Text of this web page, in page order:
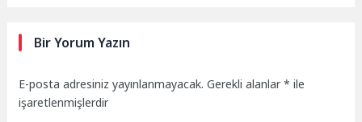
Bir Yorum Yazın
E-posta adresiniz yayınlanmayacak. Gerekli alanlar* ile
işaretlenmişlerdir